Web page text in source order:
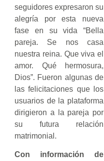
seguidores expresaron su
alegría por esta nueva
fase en su vida “Bella
pareja. Se nos casa
nuestra reina. Que viva el
amor. Qué hermosura,
Dios”. Fueron algunas de
las felicitaciones que los
usuarios de la plataforma
dirigieron a la pareja por
su futura relación
matrimonial.
Con información de